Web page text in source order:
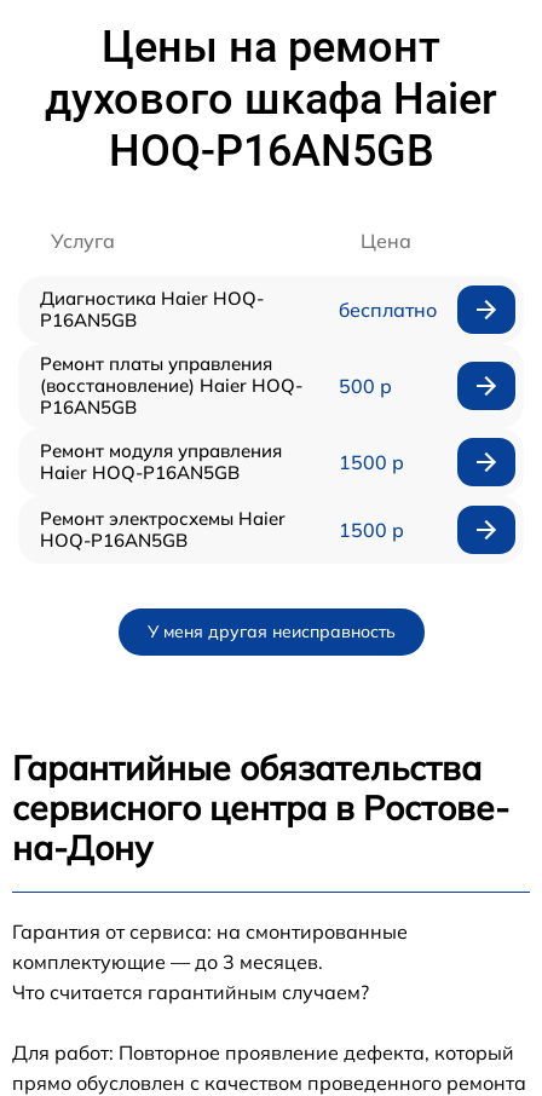
Цены на ремонт
духового шкафа Haier
HOQ-P16AN5GB
Услуга Цена
Диагностика Haier HOQ-
P16AN5GB
бесплатно
Ремонт платы управления
(восстановление) Haier HOQ-
P16AN5GB
500 р
Ремонт модуля управления
Haier HOQ-P16AN5GB
1500 р
Ремонт электросхемы Haier
HOQ-P16AN5GB
1500 р
У меня другая неисправность
Гарантийные обязательства
сервисного центра в Ростове-
на-Дону
Гарантия от сервиса: на смонтированные
комплектующие — до 3 месяцев.
Что считается гарантийным случаем?
Для работ: Повторное проявление дефекта, который
прямо обусловлен с качеством проведенного ремонта